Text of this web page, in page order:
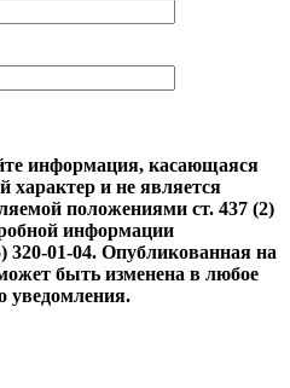
информация, касающаяся
и не является
положениями ст. 437 (2)
информации
320-01-04. Опубликованная на
быть изменена в любое
уведомления.